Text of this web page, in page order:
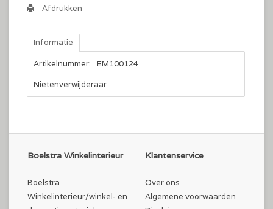
Afdrukken
Informatie
Artikelnummer:
EM100124
Nietenverwijderaar
Boelstra Winkelinterieur
Boelstra
Winkelinterieur/winkel- en
Klantenservice
Over ons
Algemene voorwaarden